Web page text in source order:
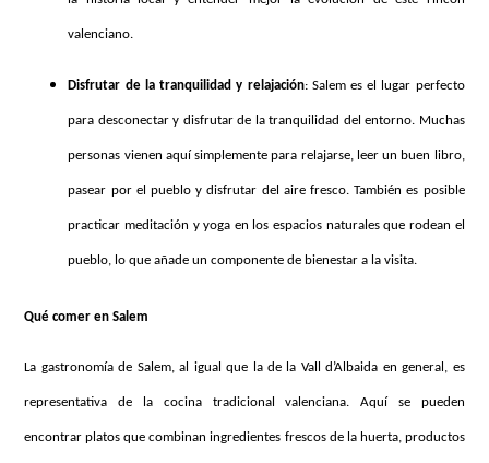
valenciano.
Disfrutar de la tranquilidad y relajación: Salem es el lugar perfecto
para desconectar y disfrutar de la tranquilidad del entorno. Muchas
personas vienen aquí simplemente para relajarse, leer un buen libro,
pasear por el pueblo y disfrutar del aire fresco. También es posible
practicar meditación y yoga en los espacios naturales que rodean el
pueblo, lo que añade un componente de bienestar a la visita.
Qué comer en Salem
La gastronomía de Salem, al igual que la de la Vall d’Albaida en general, es
representativa de la cocina tradicional valenciana. Aquí se pueden
encontrar platos que combinan ingredientes frescos de la huerta, productos